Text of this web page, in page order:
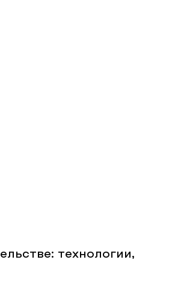
технологии,